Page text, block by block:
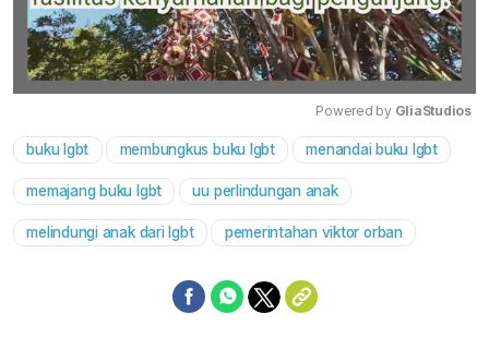
Mute
Powered by GliaStudios
buku lgbt membungkus buku lgbt menandai buku lgbt
memajang buku lgbt uu perlindungan anak
melindungi anak dari lgbt pemerintahan viktor orban